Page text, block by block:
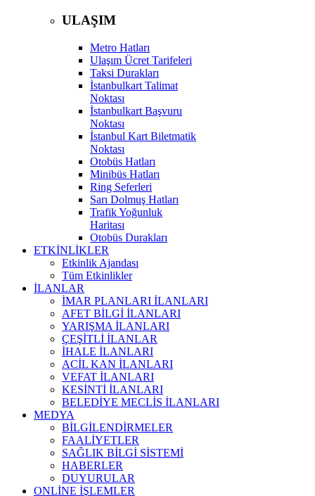
ULAŞIM
Metro Hatları
Ulaşım Ücret Tarifeleri
Taksi Durakları
İstanbulkart Talimat
Noktası
İstanbulkart Başvuru
Noktası
İstanbul Kart Biletmatik
Noktası
Otobüs Hatları
Minibüs Hatları
Ring Seferleri
Sarı Dolmuş Hatları
Trafik Yoğunluk
Haritası
Otobüs Durakları
ETKİNLİKLER
Etkinlik Ajandası
Tüm Etkinlikler
İLANLAR
İMAR PLANLARI İLANLARI
AFET BİLGİ İLANLARI
YARIŞMA İLANLARI
ÇEŞİTLİ İLANLAR
İHALE İLANLARI
ACİL KAN İLANLARI
VEFAT İLANLARI
KESİNTİ İLANLARI
BELEDİYE MECLİS İLANLARI
MEDYA
BİLGİLENDİRMELER
FAALİYETLER
SAĞLIK BİLGİ SİSTEMİ
HABERLER
DUYURULAR
ONLİNE İŞLEMLER